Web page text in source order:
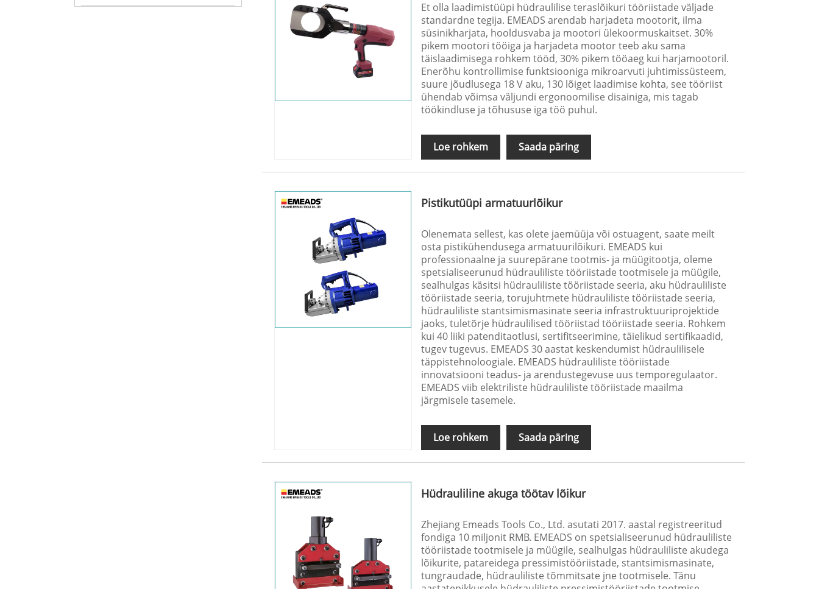
Et olla laadimistüüpi hüdraulilise teraslõikuri tööriistade väljade
standardne tegija. EMEADS arendab harjadeta mootorit, ilma
süsinikharjata, hooldusvaba ja mootori ülekoormuskaitset. 30%
pikem mootori tööiga ja harjadeta mootor teeb aku sama
täislaadimisega rohkem tööd, 30% pikem tööaeg kui harjamootoril.
Enerõhu kontrollimise funktsiooniga mikroarvuti juhtimissüsteem,
suure jõudlusega 18 V aku, 130 lõiget laadimise kohta, see tööriist
ühendab võimsa väljundi ergonoomilise disainiga, mis tagab
töökindluse ja tõhususe iga töö puhul.
Loe rohkem Saada päring
Pistikutüüpi armatuurlõikur
Olenemata sellest, kas olete jaemüüja või ostuagent, saate meilt
osta pistikühendusega armatuurilõikuri. EMEADS kui
professionaalne ja suurepärane tootmis- ja müügitootja, oleme
spetsialiseerunud hüdrauliliste tööriistade tootmisele ja müügile,
sealhulgas käsitsi hüdrauliliste tööriistade seeria, aku hüdrauliliste
tööriistade seeria, torujuhtmete hüdrauliliste tööriistade seeria,
hüdrauliliste stantsimismasinate seeria infrastruktuuriprojektide
jaoks, tuletõrje hüdraulilised tööriistad tööriistade seeria. Rohkem
kui 40 liiki patenditaotlusi, sertifitseerimine, täielikud sertifikaadid,
tugev tugevus. EMEADS 30 aastat keskendumist hüdraulilisele
täppistehnoloogiale. EMEADS hüdrauliliste tööriistade
innovatsiooni teadus- ja arendustegevuse uus temporegulaator.
EMEADS viib elektriliste hüdrauliliste tööriistade maailma
järgmisele tasemele.
Loe rohkem Saada päring
Hüdrauliline akuga töötav lõikur
Zhejiang Emeads Tools Co., Ltd. asutati 2017. aastal registreeritud
fondiga 10 miljonit RMB. EMEADS on spetsialiseerunud hüdrauliliste
tööriistade tootmisele ja müügile, sealhulgas hüdrauliliste akudega
lõikurite, patareidega pressimistööriistade, stantsimismasinate,
tungraudade, hüdrauliliste tõmmitsate jne tootmisele. Tänu